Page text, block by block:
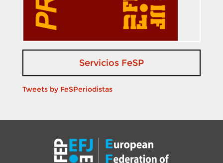
Servicios FeSP
Tweets by FeSPeriodistas